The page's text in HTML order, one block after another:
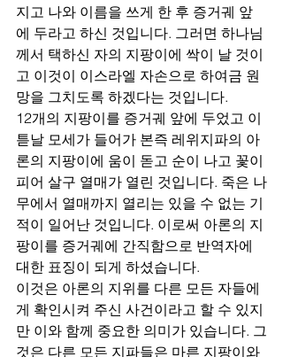
지고 나와 이름을 쓰게 한 후 증거궤 앞
에 두라고 하신 것입니다. 그러면 하나님
께서 택하신 자의 지팡이에 싹이 날 것이
고 이것이 이스라엘 자손으로 하여금 원
망을 그치도록 하겠다는 것입니다.
12개의 지팡이를 증거궤 앞에 두었고 이
튿날 모세가 들어가 본즉 레위지파의 아
론의 지팡이에 움이 돋고 순이 나고 꽃이
피어 살구 열매가 열린 것입니다. 죽은 나
무에서 열매까지 열리는 있을 수 없는 기
적이 일어난 것입니다. 이로써 아론의 지
팡이를 증거궤에 간직함으로 반역자에
대한 표징이 되게 하셨습니다.
이것은 아론의 지위를 다른 모든 자들에
게 확인시켜 주신 사건이라고 할 수 있지
만 이와 함께 중요한 의미가 있습니다. 그
것은 다른 모든 지파들은 마른 지팡이와